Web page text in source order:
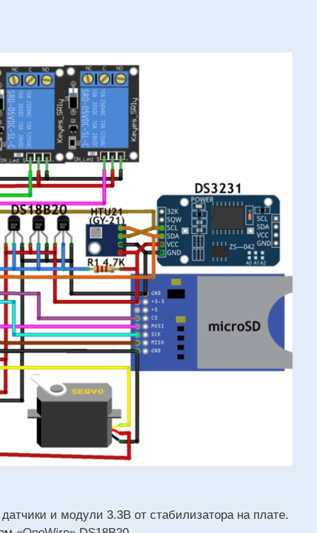
и модули 3.3В от стабилизатора на плате.